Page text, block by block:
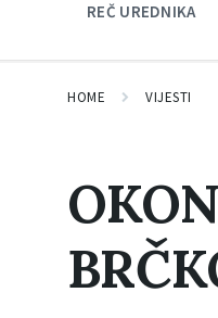
REČ UREDNIKA
HOME VIJESTI